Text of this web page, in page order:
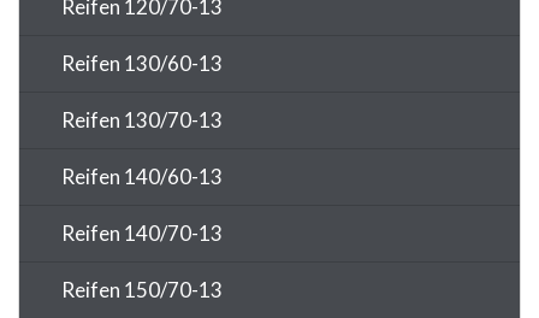
Reifen 120/70-13
Reifen 130/60-13
Reifen 130/70-13
Reifen 140/60-13
Reifen 140/70-13
Reifen 150/70-13